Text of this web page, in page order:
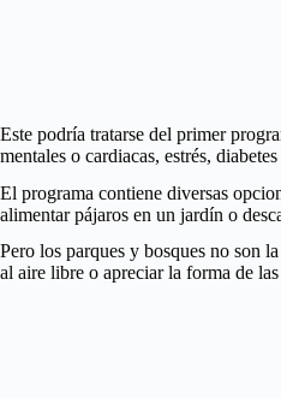
Este podría tratarse del primer
mentales o cardiacas, estrés,
El programa contiene diversas
alimentar pájaros en un jardín o
Pero los parques y bosques no son
al aire libre o apreciar la forma de